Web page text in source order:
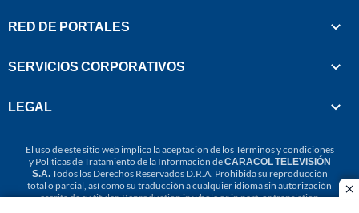
RED DE PORTALES
SERVICIOS CORPORATIVOS
LEGAL
El uso de este sitio web implica la aceptación de losTérminos y condiciones
y Políticas de Tratamiento de la Información deCARACOL TELEVISIÓN
S.A.Todos los Derechos Reservados D.R.A. Prohibida su reproducción
total o parcial, así como su traducción a cualquier idioma sin autorización
escrita de su titular. Reproduction in whole or in part, or translation